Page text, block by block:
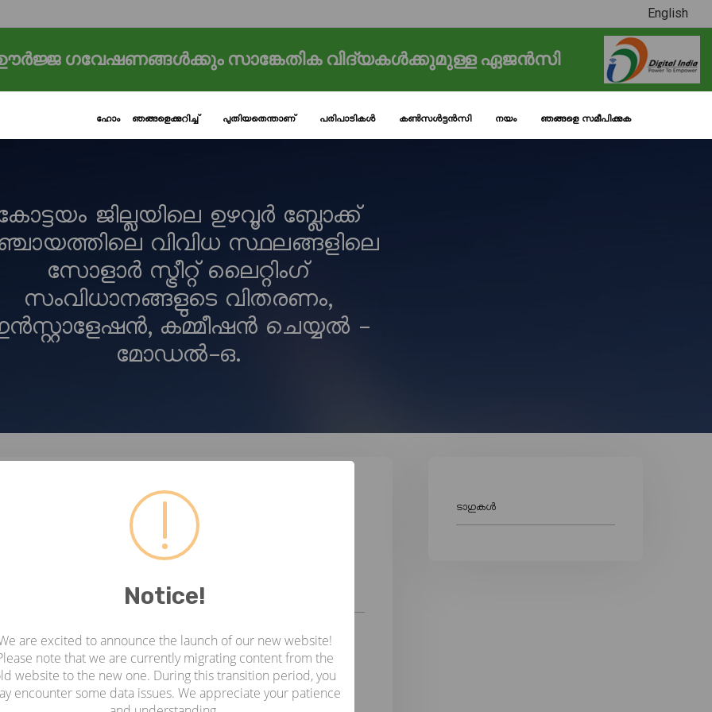
English
ഗവേഷണങ്ങൾക്കും സാങ്കേതിക വിദ്യകൾക്കുമുള്ള ഏജൻസി
ഹോം ഞങ്ങളെക്കുറിച്ച് പുതിയതെന്താണ് പരിപാടികൾ കൺസൾട്ടൻസി നയം ഞങ്ങളെ സമീപിക്കുക
ജില്ലയിലെ ഉഴവൂർ ബ്ലോക്ക്
വിവിധ സ്ഥലങ്ങളിലെ
സോളാർ സ്ട്രീറ്റ് ലൈറ്റിംഗ്
സംവിധാനങ്ങളുടെ വിതരണം,
കമ്മീഷൻ ചെയ്യൽ -
മോഡൽ-ഒ.
വിവിധ സ്ഥലങ്ങളിലെ സോളാർ സ്ട്രീറ്റ് ലൈറ്റിംഗ്
ചെയ്യൽ - മോഡൽ-ഒ.
കമ്മീഷൻ ചെയ്യൽ - മോഡൽ-ഒ.
ഉഴവൂർ ബ്ലോക്ക് പഞ്ചായത്തിലെ വിവിധ സ്ഥലങ്ങളിലെ
ടാഗുകൾ
Notice!
are excited to announce the launch of our new website!
note that we are currently migrating content from the
website to the new one. During this transition period, you
encounter some data issues. We appreciate your patience